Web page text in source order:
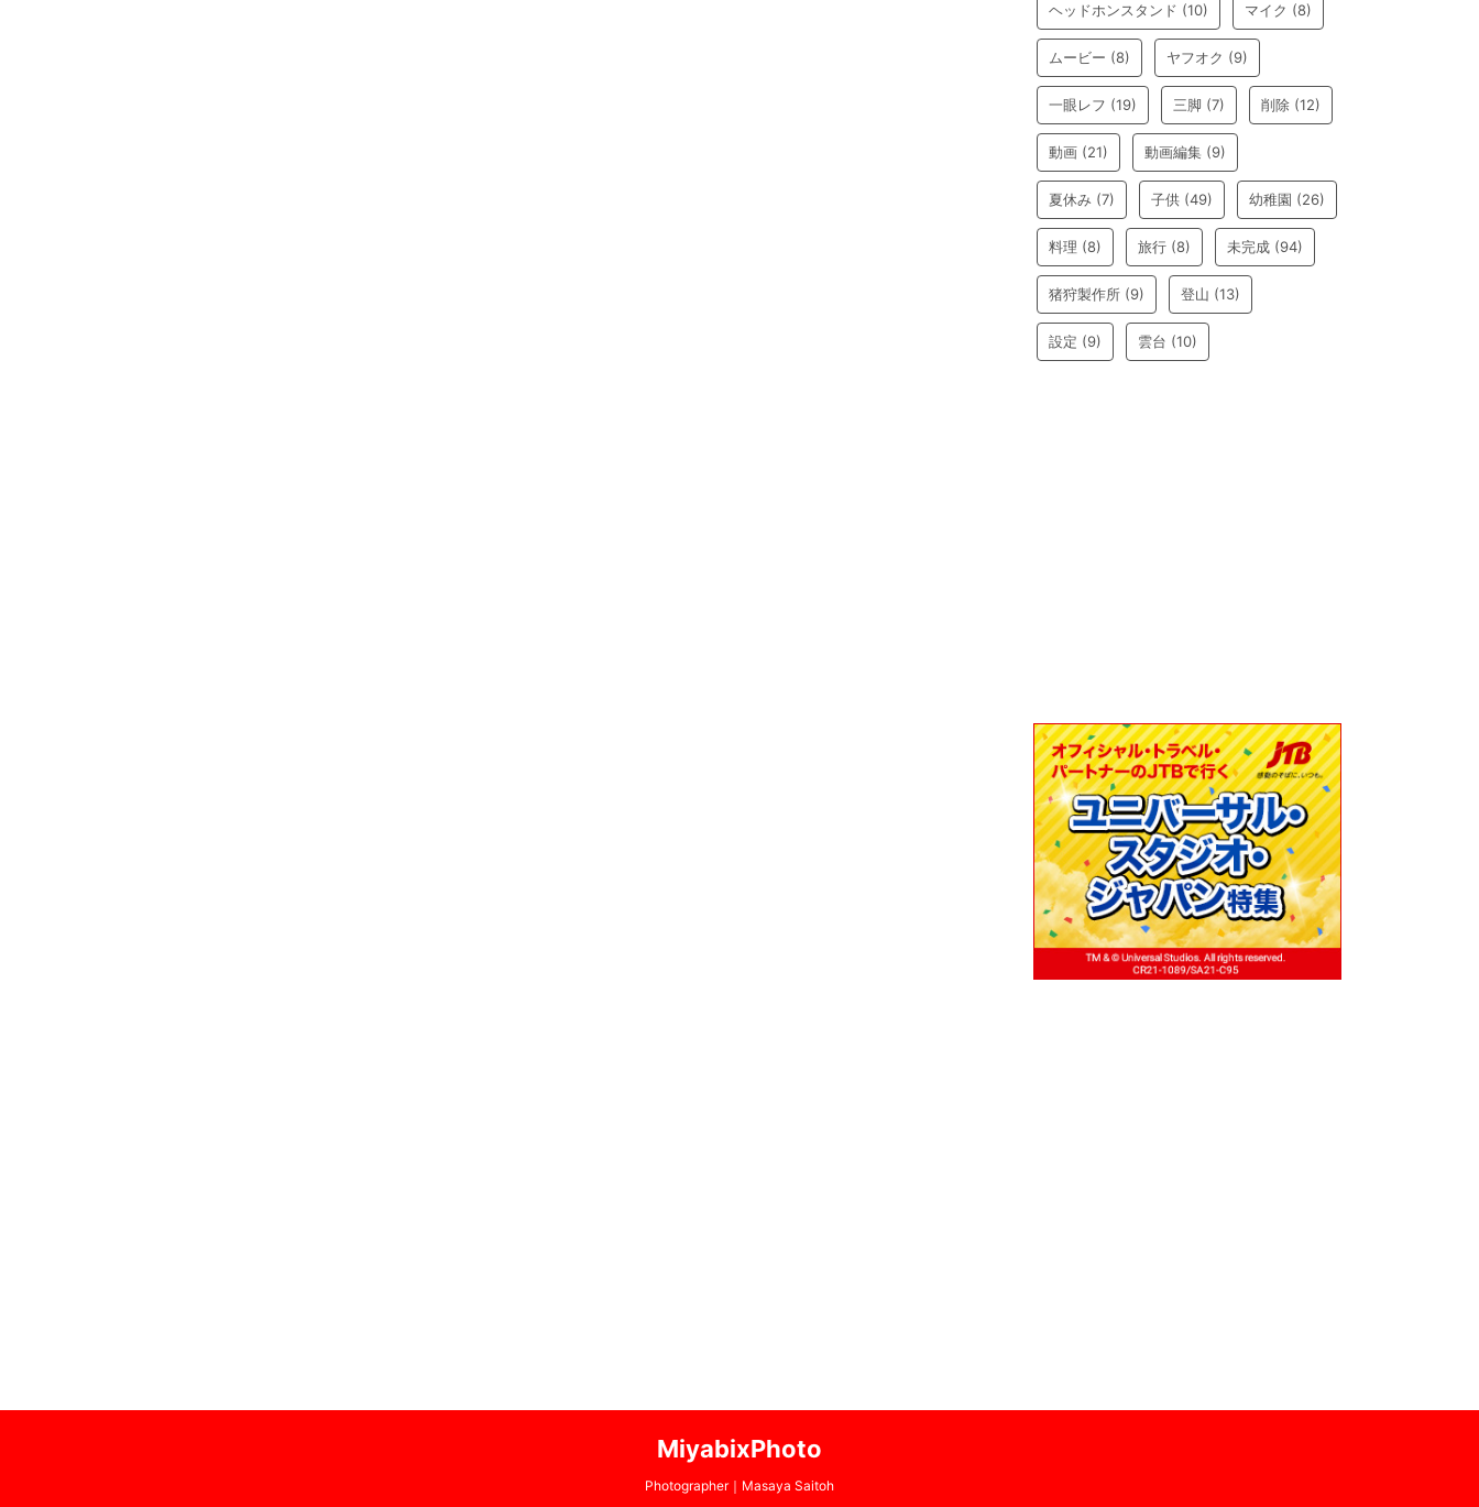
ヘッドホンスタンド (10) マイク (8)
ムービー (8) ヤフオク (9)
一眼レフ (19) 三脚 (7) 削除 (12)
動画 (21) 動画編集 (9)
夏休み (7) 子供 (49) 幼稚園 (26)
料理 (8) 旅行 (8) 未完成 (94)
猪狩製作所 (9) 登山 (13)
設定 (9) 雲台 (10)
MiyabixPhoto
Photographer｜Masaya Saitoh